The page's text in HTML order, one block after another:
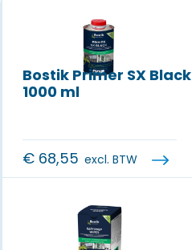
Bostik Primer SX Black
1000 ml
€ 68,55 excl. BTW